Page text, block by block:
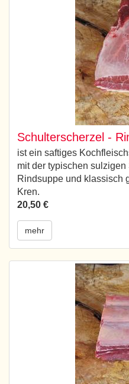
Schulterscherzel -
ist ein saftiges
mit der typischen
Rindsuppe und klassisch
Kren.
20,50 €
mehr